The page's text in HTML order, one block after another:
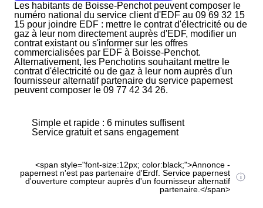
Les habitants de Boisse-Penchot peuvent composer le
numéro national du service client d'EDF au 09 69 32 15
15 pour joindre EDF : mettre le contrat d'électricité ou de
gaz à leur nom directement auprès d'EDF, modifier un
contrat existant ou s'informer sur les offres
commercialisées par EDF à Boisse-Penchot.
Alternativement, les Penchotins souhaitant mettre le
contrat d'électricité ou de gaz à leur nom auprès d'un
fournisseur alternatif partenaire du service papernest
peuvent composer le 09 77 42 34 26.
Simple et rapide : 6 minutes suffisent
Service gratuit et sans engagement
<span style="font-size:12px; color:black;">Annonce -
papernest n'est pas partenaire d'Erdf. Service papernest
d'ouverture compteur auprès d'un fournisseur alternatif
partenaire.</span>